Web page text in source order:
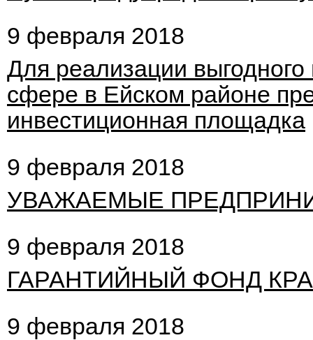
9 февраля 2018
Для реализации выгодного
сфере в Ейском районе
инвестиционная площадка
9 февраля 2018
УВАЖАЕМЫЕ
9 февраля 2018
ГАРАНТИЙНЫЙ ФОНД
9 февраля 2018